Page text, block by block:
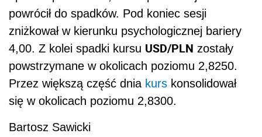
powrócił do spadków. Pod koniec sesji
zniżkował w kierunku psychologicznej bariery
4,00. Z kolei spadki kursu USD/PLN zostały
powstrzymane w okolicach poziomu 2,8250.
Przez większą część dnia kurs konsolidował
się w okolicach poziomu 2,8300.
Bartosz Sawicki